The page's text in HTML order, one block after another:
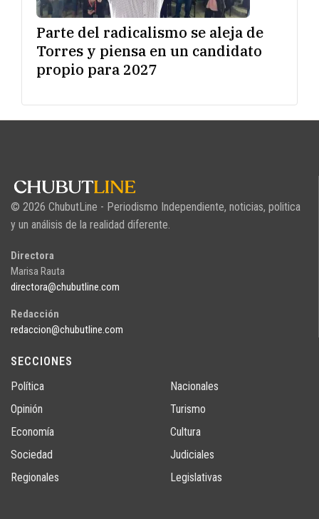
Parte del radicalismo se aleja de
Torres y piensa en un candidato
propio para 2027
© 2026 ChubutLine - Periodismo Independiente, noticias, politica
y un análisis de la realidad diferente.
Directora
Marisa Rauta
directora@chubutline.com
Redacción
redaccion@chubutline.com
SECCIONES
Política
Opinión
Economía
Sociedad
Regionales
Nacionales
Turismo
Cultura
Judiciales
Legislativas